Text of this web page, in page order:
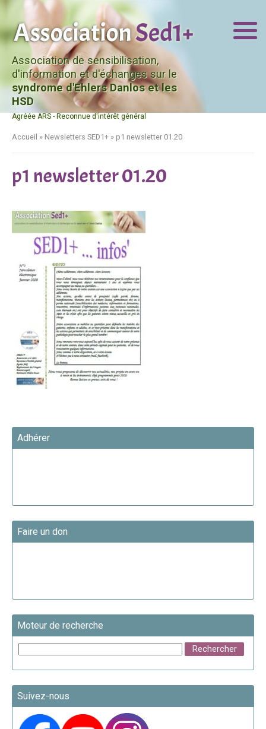
Association de sensibilisation,
d'information et d'échanges sur le
syndrome d'Ehlers Danlos et les
HSD
Agréée ARS - Reconnue d'intérêt général
Accueil » Newsletters SED1+ » p1 newsletter 01.20
p1 newsletter 01.20
Adhérer
Faire un don
Moteur de recherche
Suivez-nous